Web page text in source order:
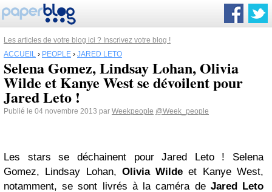
Les articles de votre blog ici ? Inscrivez votre blog !
ACCUEIL › PEOPLE › JARED LETO
Selena Gomez, Lindsay Lohan, Olivia
Wilde et Kanye West se dévoilent pour
Jared Leto !
Publié le 04 novembre 2013 par Weekpeople @Week_people
Les stars se déchainent pour Jared Leto ! Selena
Gomez, Lindsay Lohan, Olivia Wilde et Kanye West,
notamment, se sont livrés à la caméra de Jared Leto